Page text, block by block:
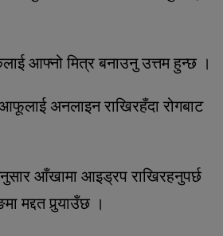
आफ्नो मित्र बनाउनु उत्तम हुन्छ ।
आफूलाई अनलाइन राखिरहँदा रोगबाट
आँखामा आइड्रप राखिरहनुपर्छ
मद्दत पुर्‍याउँछ ।